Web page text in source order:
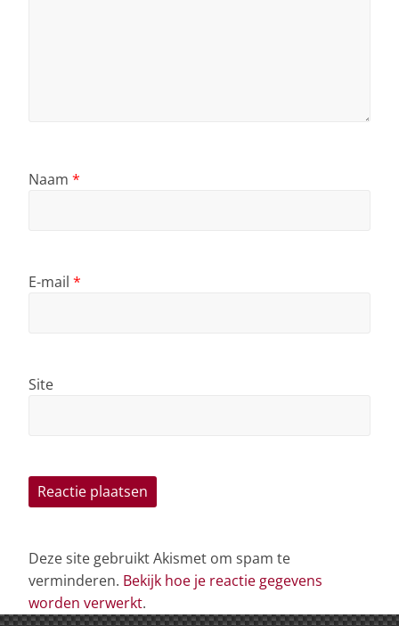
Naam *
E-mail *
Site
Deze site gebruikt Akismet om spam te
verminderen. Bekijk hoe je reactie gegevens
worden verwerkt.